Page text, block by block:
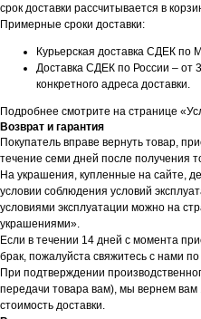
срок доставки рассчитывается в
Примерные сроки доставки:
Курьерская доставка СДЕК по
Доставка СДЕК по России – от
конкретного адреса доставки.
Подробнее смотрите на странице
Возврат и гарантия
Покупатель вправе вернуть товар,
течение семи дней после получения
На украшения, купленные на сайте,
условии соблюдения условий
условиями эксплуатации можно на
украшениями».
Если в течении 14 дней с момента
брак, пожалуйста свяжитесь с нами
При подтверждении
передачи товара вам), мы вернем вам
стоимость доставки.